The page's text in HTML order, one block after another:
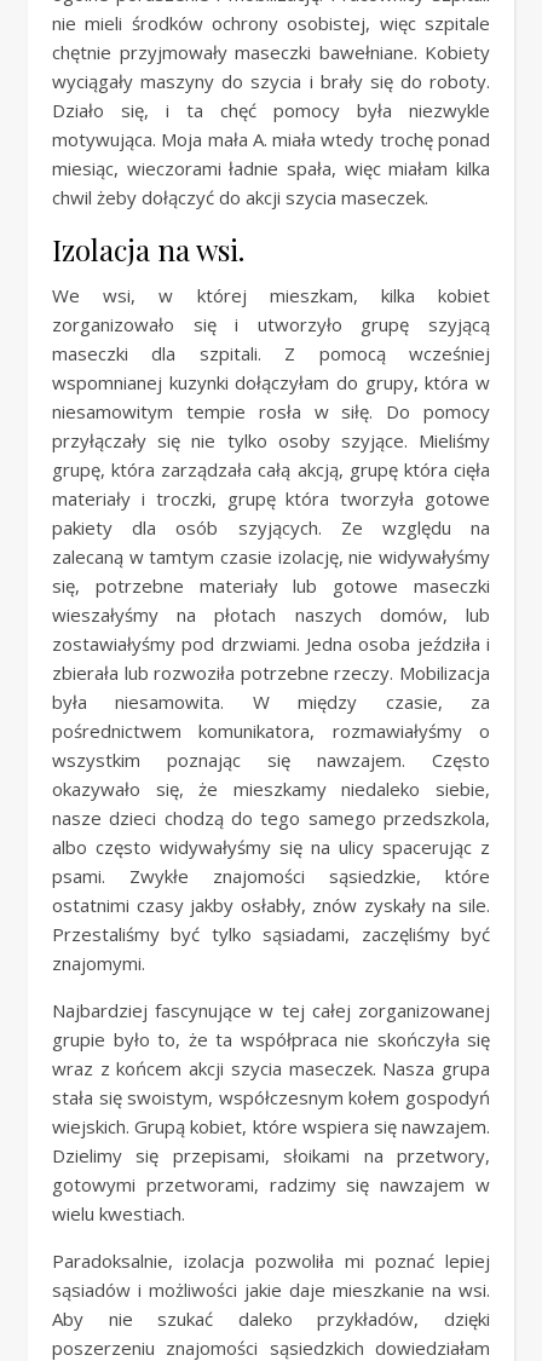
nie mieli środków ochrony osobistej, więc szpitale
chętnie przyjmowały maseczki bawełniane. Kobiety
wyciągały maszyny do szycia i brały się do roboty.
Działo się, i ta chęć pomocy była niezwykle
motywująca. Moja mała A. miała wtedy trochę ponad
miesiąc, wieczorami ładnie spała, więc miałam kilka
chwil żeby dołączyć do akcji szycia maseczek.
Izolacja na wsi.
We wsi, w której mieszkam, kilka kobiet
zorganizowało się i utworzyło grupę szyjącą
maseczki dla szpitali. Z pomocą wcześniej
wspomnianej kuzynki dołączyłam do grupy, która w
niesamowitym tempie rosła w siłę. Do pomocy
przyłączały się nie tylko osoby szyjące. Mieliśmy
grupę, która zarządzała całą akcją, grupę która cięła
materiały i troczki, grupę która tworzyła gotowe
pakiety dla osób szyjących. Ze względu na
zalecaną w tamtym czasie izolację, nie widywałyśmy
się, potrzebne materiały lub gotowe maseczki
wieszałyśmy na płotach naszych domów, lub
zostawiałyśmy pod drzwiami. Jedna osoba jeździła i
zbierała lub rozwoziła potrzebne rzeczy. Mobilizacja
była niesamowita. W między czasie, za
pośrednictwem komunikatora, rozmawiałyśmy o
wszystkim poznając się nawzajem. Często
okazywało się, że mieszkamy niedaleko siebie,
nasze dzieci chodzą do tego samego przedszkola,
albo często widywałyśmy się na ulicy spacerując z
psami. Zwykłe znajomości sąsiedzkie, które
ostatnimi czasy jakby osłabły, znów zyskały na sile.
Przestaliśmy być tylko sąsiadami, zaczęliśmy być
znajomymi.
Najbardziej fascynujące w tej całej zorganizowanej
grupie było to, że ta współpraca nie skończyła się
wraz z końcem akcji szycia maseczek. Nasza grupa
stała się swoistym, współczesnym kołem gospodyń
wiejskich. Grupą kobiet, które wspiera się nawzajem.
Dzielimy się przepisami, słoikami na przetwory,
gotowymi przetworami, radzimy się nawzajem w
wielu kwestiach.
Paradoksalnie, izolacja pozwoliła mi poznać lepiej
sąsiadów i możliwości jakie daje mieszkanie na wsi.
Aby nie szukać daleko przykładów, dzięki
poszerzeniu znajomości sąsiedzkich dowiedziałam